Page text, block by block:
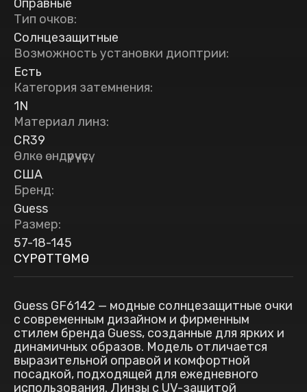
Оправные
Тип очков:
Солнцезащитные
Возможность установки диоптрии:
Есть
Категория затемнения:
1N
Материал линз:
CR39
Өлкө өндүрүүчүсү:
США
Бренд:
Guess
Размер:
57-18-145
СҮРӨТТӨМӨ
Guess GF6142 — модные солнцезащитные очки
с современным дизайном и фирменным
стилем бренда Guess, созданные для ярких и
динамичных образов. Модель отличается
выразительной оправой и комфортной
посадкой, подходящей для ежедневного
использования. Линзы с UV-защитой